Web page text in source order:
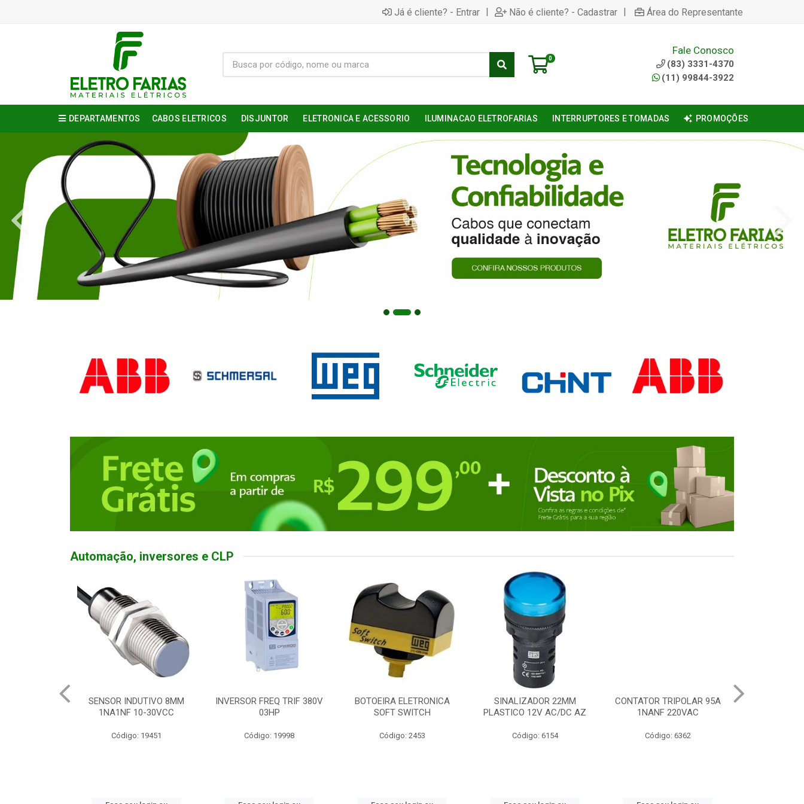
Já é cliente? - Entrar | Não é cliente? - Cadastrar | Área do Representante
0
Fale Conosco
(83) 3331-4370
(11) 99844-3922
DEPARTAMENTOS CABOS ELETRICOS DISJUNTOR ELETRONICA E ACESSORIO ILUMINACAO ELETROFARIAS INTERRUPTORES E TOMADAS PROMOÇÕES
Automação, inversores e CLP
SENSOR INDUTIVO 8MM
1NA1NF 10-30VCC
Código: 19451
INVERSOR FREQ TRIF 380V
03HP
Código: 19998
BOTOEIRA ELETRONICA
SOFT SWITCH
Código: 2453
SINALIZADOR 22MM
PLASTICO 12V AC/DC AZ
Código: 6154
CONTATOR TRIPOLAR 95A
1NANF 220VAC
Código: 6362